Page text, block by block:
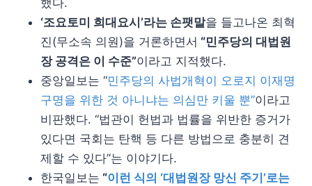
했다.
‘조요토미 희대요시’라는 손팻말을 들고나온 최혁
진(무소속 의원)을 거론하면서 “민주당의 대법원
장 공격은 이 수준”이라고 지적했다.
중앙일보는 “민주당의 사법개혁이 오로지 이재명
구명을 위한 것 아니냐는 의심만 키울 뿐”이라고
비판했다. “법관이 헌법과 법률을 위반한 증거가
있다면 국회는 탄핵 등 다른 방법으로 충분히 견
제할 수 있다”는 이야기다.
한국일보는 “이런 식의 ‘대법원장 망신 주기’로는